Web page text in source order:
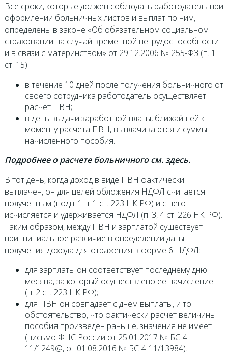
Все сроки, которые должен соблюдать работодатель при
оформлении больничных листов и выплат по ним,
определены в законе «Об обязательном социальном
страховании на случай временной нетрудоспособности
и в связи с материнством» от 29.12.2006 № 255-ФЗ (п. 1
ст. 15).
в течение 10 дней после получения больничного от
своего сотрудника работодатель осуществляет
расчет ПВН;
в день выдачи заработной платы, ближайшей к
моменту расчета ПВН, выплачиваются и суммы
начисленного пособия.
Подробнее о расчете больничного см. здесь.
В тот день, когда доход в виде ПВН фактически
выплачен, он для целей обложения НДФЛ считается
полученным (подп. 1 п. 1 ст. 223 НК РФ) и с него
исчисляется и удерживается НДФЛ (п. 3, 4 ст. 226 НК РФ).
Таким образом, между ПВН и зарплатой существует
принципиальное различие в определении даты
получения дохода для отражения в форме 6-НДФЛ:
для зарплаты он соответствует последнему дню
месяца, за который осуществлено ее начисление
(п. 2 ст. 223 НК РФ);
для ПВН он совпадает с днем выплаты, и то
обстоятельство, что фактически расчет величины
пособия произведен раньше, значения не имеет
(письмо ФНС России от 25.01.2017 № БС-4-
11/1249@, от 01.08.2016 № БС-4-11/13984).